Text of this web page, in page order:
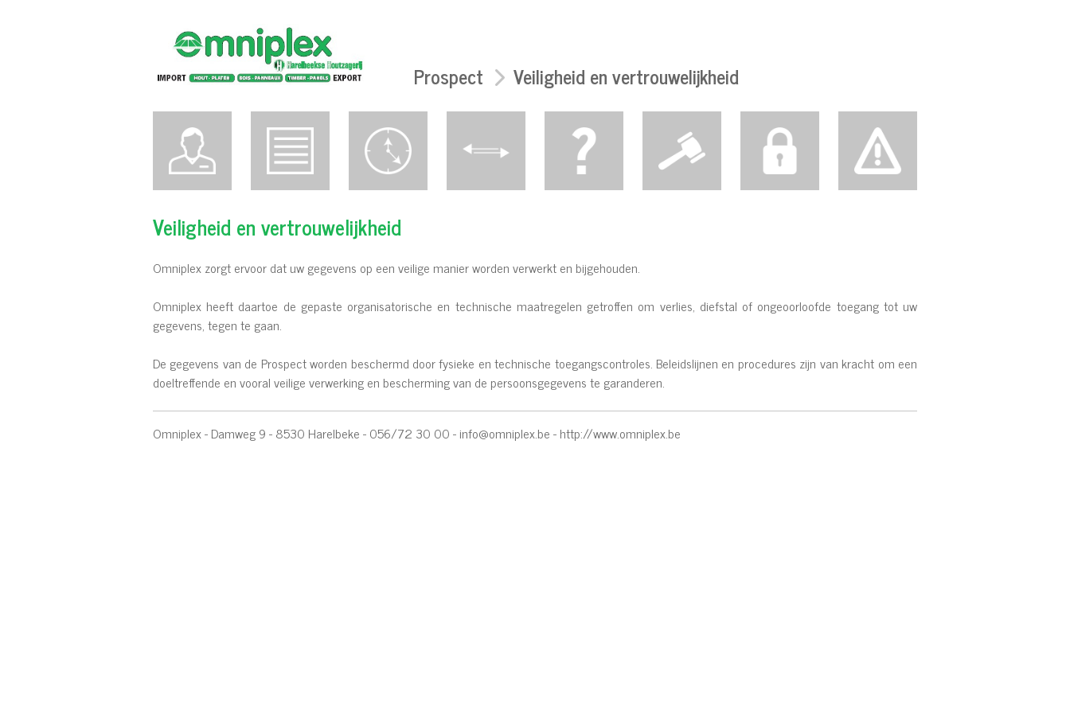
Prospect Veiligheid en vertrouwelijkheid
Veiligheid en vertrouwelijkheid
Omniplex zorgt ervoor dat uw gegevens op een veilige manier worden verwerkt en bijgehouden.
Omniplex heeft daartoe de gepaste organisatorische en technische maatregelen getroffen om verlies, diefstal of ongeoorloofde toegang tot uw
gegevens, tegen te gaan.
De gegevens van de Prospect worden beschermd door fysieke en technische toegangscontroles. Beleidslijnen en procedures zijn van kracht om een
doeltreffende en vooral veilige verwerking en bescherming van de persoonsgegevens te garanderen.
Omniplex - Damweg 9 - 8530 Harelbeke - 056/72 30 00 -info@omniplex.be-http://www.omniplex.be